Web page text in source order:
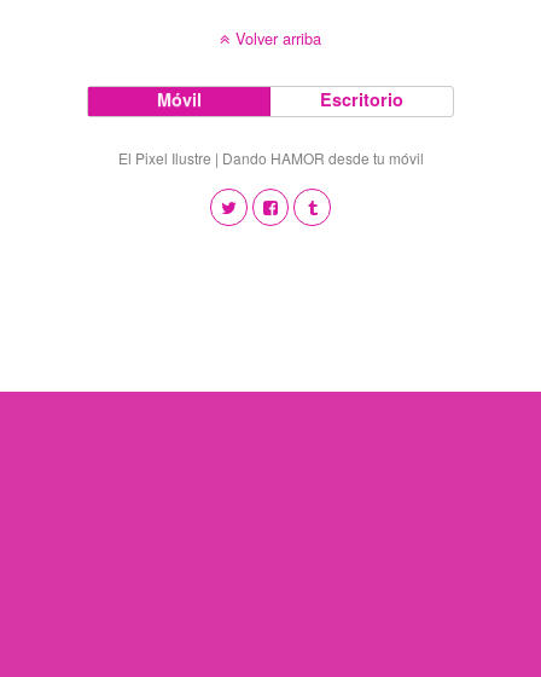
Volver arriba
Móvil Escritorio
El Pixel Ilustre | Dando HAMOR desde tu móvil